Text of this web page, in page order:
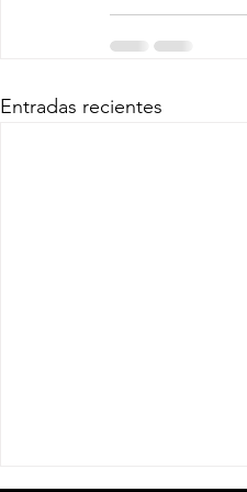
Entradas recientes